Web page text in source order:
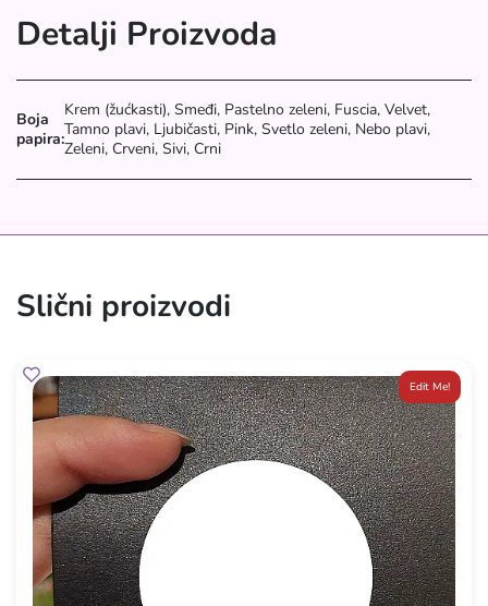
Detalji Proizvoda
Boja
papira:
Krem (žućkasti), Smeđi, Pastelno zeleni, Fuscia, Velvet,
Tamno plavi, Ljubičasti, Pink, Svetlo zeleni, Nebo plavi,
Zeleni, Crveni, Sivi, Crni
Slični proizvodi
Edit Me!